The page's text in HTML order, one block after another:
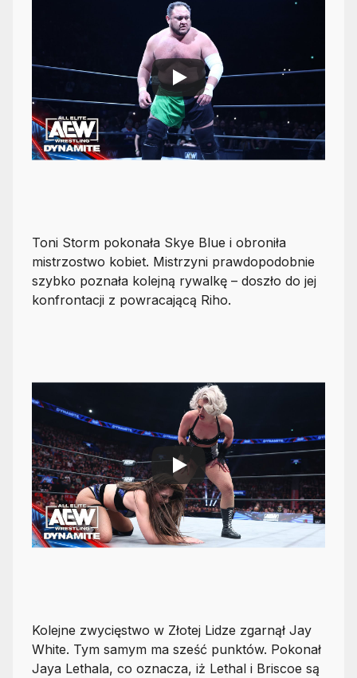
Toni Storm pokonała Skye Blue i obroniła
mistrzostwo kobiet. Mistrzyni prawdopodobnie
szybko poznała kolejną rywalkę – doszło do jej
konfrontacji z powracającą Riho.
Kolejne zwycięstwo w Złotej Lidze zgarnął Jay
White. Tym samym ma sześć punktów. Pokonał
Jaya Lethala, co oznacza, iż Lethal i Briscoe są